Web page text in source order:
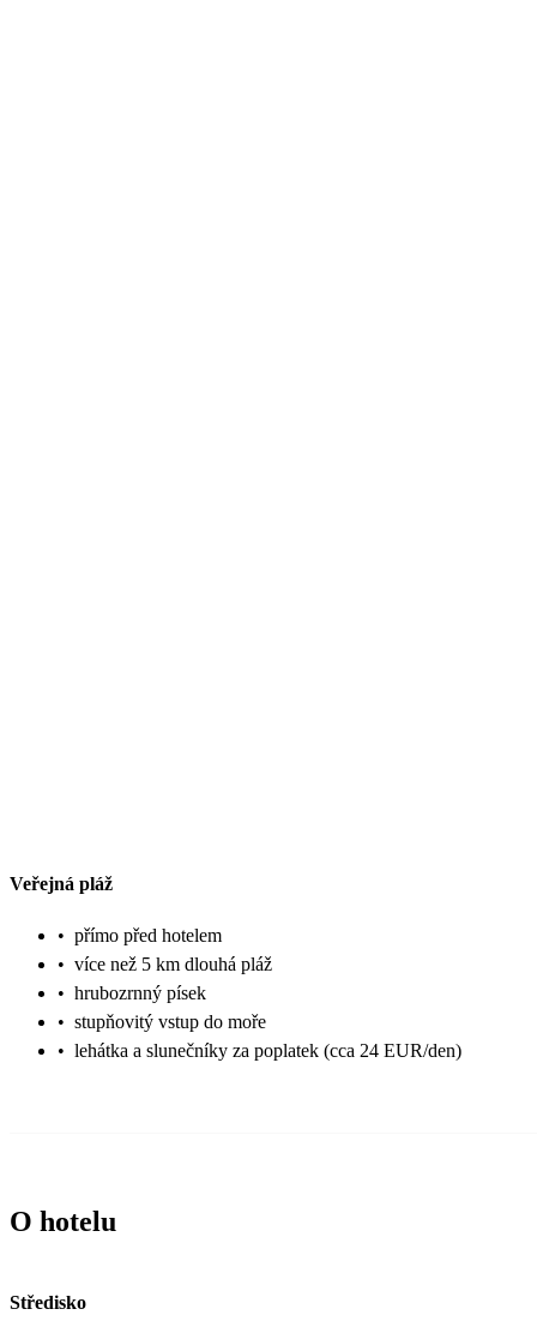
Veřejná pláž
• přímo před hotelem
• více než 5 km dlouhá pláž
• hrubozrnný písek
• stupňovitý vstup do moře
• lehátka a slunečníky za poplatek (cca 24 EUR/den)
O hotelu
Středisko